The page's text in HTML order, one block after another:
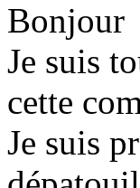
Bonjour
Je suis
cette
Je suis